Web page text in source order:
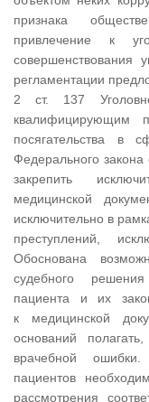
признака
привлечение к
совершенствования
регламентации
2 ст. 137
квалифицирующим
посягательства в
Федерального
закрепить
медицинской
исключительно в
преступлений,
Обоснована
судебного
пациента и их
к медицинской
оснований
врачебной
пациентов
рассмотрения